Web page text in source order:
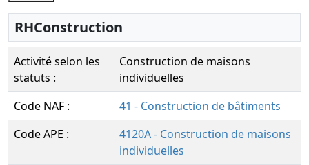
RHConstruction
Activité selon les
statuts :
Construction de maisons
individuelles
Code NAF :
41 - Construction de bâtiments
Code APE :
4120A - Construction de maisons
individuelles